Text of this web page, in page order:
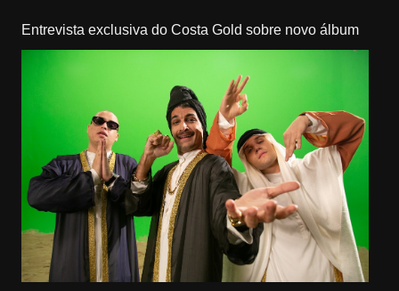
Entrevista exclusiva do Costa Gold sobre novo álbum